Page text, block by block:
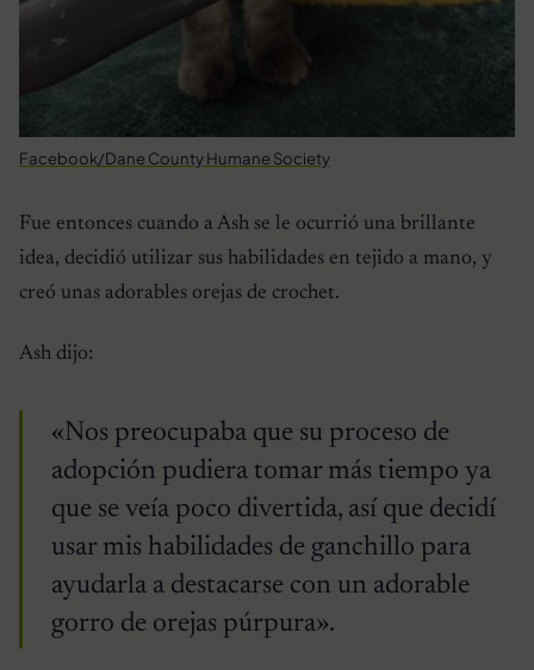
Facebook/Dane County Humane Society
Fue entonces cuando a Ash se le ocurrió una brillante
idea, decidió utilizar sus habilidades en tejido a mano, y
creó unas adorables orejas de crochet.
Ash dijo:
«Nos preocupaba que su proceso de
adopción pudiera tomar más tiempo ya
que se veía poco divertida, así que decidí
usar mis habilidades de ganchillo para
ayudarla a destacarse con un adorable
gorro de orejas púrpura».